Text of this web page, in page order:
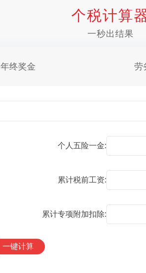
个税计算
一秒出结果
年终奖金 劳
个人五险一金:
累计税前工资:
累计专项附加扣除:
一键计算